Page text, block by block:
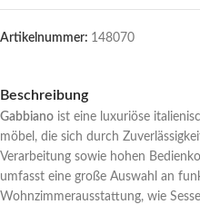
Artikelnummer: 148070
Beschreibung
Gabbiano ist eine luxuriöse
möbel, die sich durch
Verarbeitung sowie hohen
umfasst eine große Auswahl an
Wohnzimmerausstattung, wie